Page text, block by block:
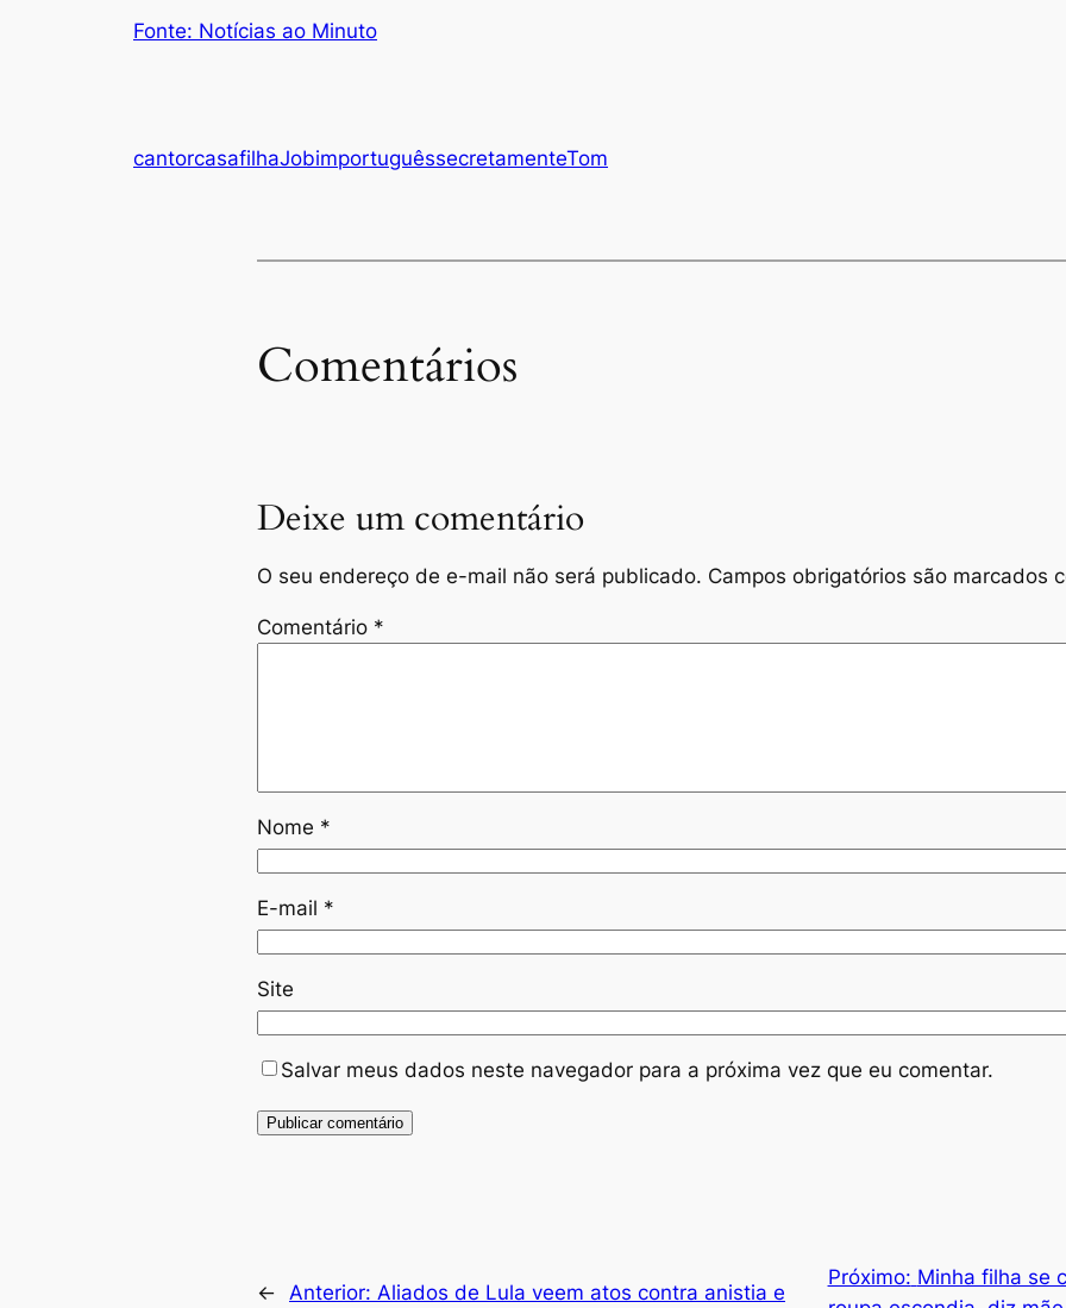
Fonte: Notícias ao Minuto
cantorcasafilhaJobimportuguêssecretamenteTom
Comentários
Deixe um comentário
O seu endereço de e-mail não será publicado. Campos obrigatórios são marcados
Comentário *
Nome *
E-mail *
Site
Salvar meus dados neste navegador para a próxima vez que eu comentar.
← Anterior: Aliados de Lula veem atos contra anistia e
Próximo: Minha filha se